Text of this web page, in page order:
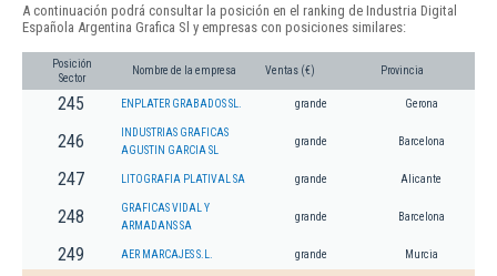
A continuación podrá consultar la posición en el ranking de Industria Digital
Española Argentina Grafica Sl y empresas con posiciones similares:
Posición
Sector
Nombre de la empresa Ventas (€) Provincia
245 ENPLATER GRABADOS SL. grande Gerona
246
INDUSTRIAS GRAFICAS
AGUSTIN GARCIA SL
grande Barcelona
247 LITOGRAFIA PLATIVAL SA grande Alicante
248
GRAFICAS VIDAL Y
ARMADANS SA
grande Barcelona
249 AER MARCAJES S.L. grande Murcia